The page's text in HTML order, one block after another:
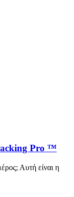
Pro ™
Αυτή είναι η